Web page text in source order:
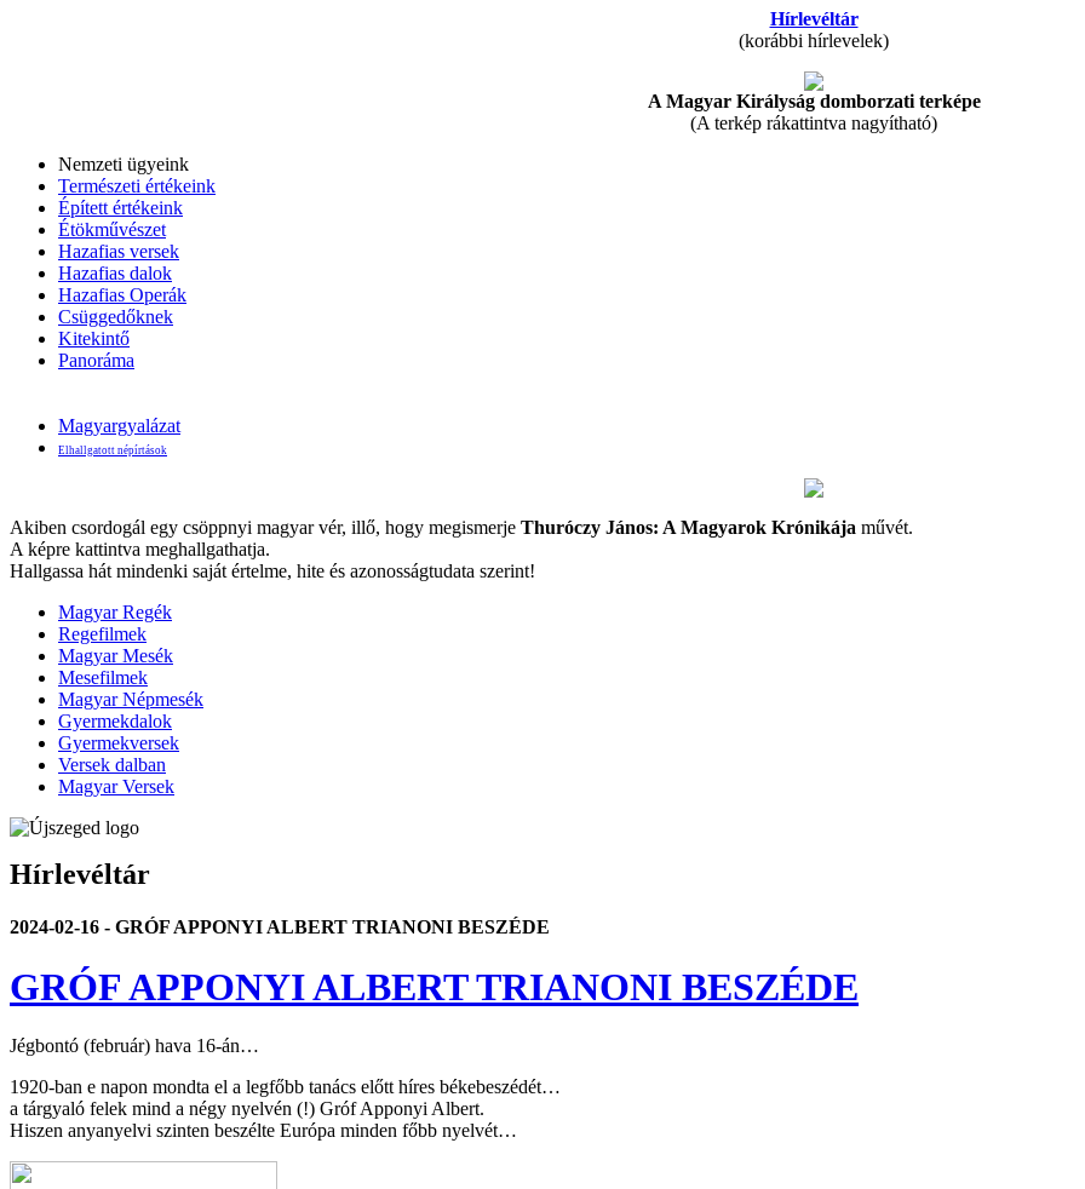
Hírlevéltár
(korábbi hírlevelek)
A Magyar Királyság domborzati terképe
(A terkép rákattintva nagyítható)
Nemzeti ügyeink
Természeti értékeink
Épített értékeink
Étökművészet
Hazafias versek
Hazafias dalok
Hazafias Operák
Csüggedőknek
Kitekintő
Panoráma
Magyargyalázat
Elhallgatott népírtások
Akiben csordogál egy csöppnyi magyar vér, illő, hogy megismerje Thuróczy János: A Magyarok Krónikája művét.
A képre kattintva meghallgathatja.
Hallgassa hát mindenki saját értelme, hite és azonosságtudata szerint!
Magyar Regék
Regefilmek
Magyar Mesék
Mesefilmek
Magyar Népmesék
Gyermekdalok
Gyermekversek
Versek dalban
Magyar Versek
Hírlevéltár
2024-02-16 - GRÓF APPONYI ALBERT TRIANONI BESZÉDE
GRÓF APPONYI ALBERT TRIANONI BESZÉDE
Jégbontó (február) hava 16-án…
1920-ban e napon mondta el a legfőbb tanács előtt híres békebeszédét…
a tárgyaló felek mind a négy nyelvén (!) Gróf Apponyi Albert.
Hiszen anyanyelvi szinten beszélte Európa minden főbb nyelvét…